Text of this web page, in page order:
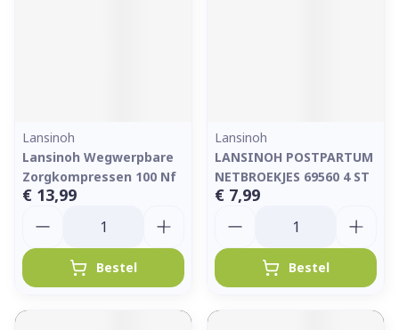
Lansinoh
Lansinoh Wegwerpbare
Zorgkompressen 100 Nf
€ 13,99
Bestel
Lansinoh
LANSINOH POSTPARTUM
NETBROEKJES 69560 4 ST
€ 7,99
Bestel